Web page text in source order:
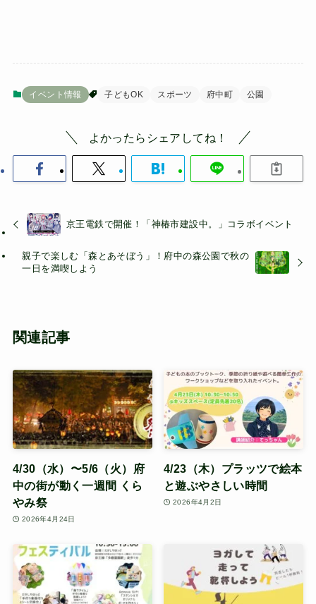
イベント情報 子どもOK スポーツ 府中町 公園
よかったらシェアしてね！
京王電鉄で開催！「神椿市建設中。」コラボイベント
親子で楽しむ「森とあそぼう」！府中の森公園で秋の
一日を満喫しよう
関連記事
4/30（水）〜5/6（火）府
中の街が動く一週間 くら
やみ祭
2026年4月24日
4/23（木）プラッツで絵本
と遊ぶやさしい時間
2026年4月2日